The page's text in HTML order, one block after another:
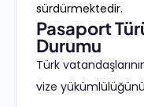
sürdürmektedir.
Pasaport
Durumu
Türk
vize